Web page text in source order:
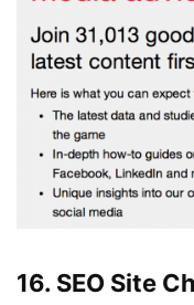
16. SEO Site